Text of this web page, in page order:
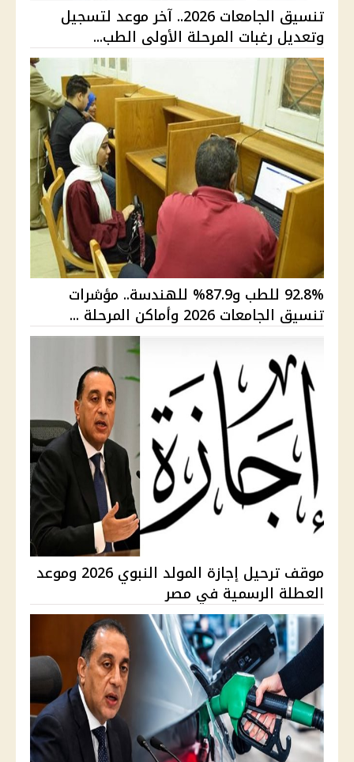
تنسيق الجامعات 2026.. آخر موعد لتسجيل
وتعديل رغبات المرحلة الأولى الطب...
92.8% للطب و87.9% للهندسة.. مؤشرات
تنسيق الجامعات 2026 وأماكن المرحلة ...
موقف ترحيل إجازة المولد النبوي 2026 وموعد
العطلة الرسمية في مصر